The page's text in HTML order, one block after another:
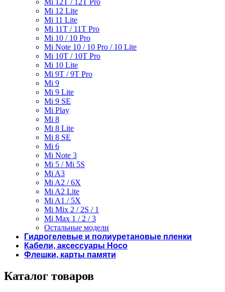
Mi 12T / 12T Pro
Mi 12 Lite
Mi 11 Lite
Mi 11T / 11T Pro
Mi 10 / 10 Pro
Mi Note 10 / 10 Pro / 10 Lite
Mi 10T / 10T Pro
Mi 10 Lite
Mi 9T / 9T Pro
Mi 9
Mi 9 Lite
Mi 9 SE
Mi Play
Mi 8
Mi 8 Lite
Mi 8 SE
Mi 6
Mi Note 3
Mi 5 / Mi 5S
Mi A3
Mi A2 / 6X
Mi A2 Lite
Mi A1 / 5X
Mi Mix 2 / 2S / 1
Mi Max 1 / 2 / 3
Остальные модели
Гидрогелевые и полиуретановые пленки
Кабели, аксессуары Hoco
Флешки, карты памяти
Каталог товаров